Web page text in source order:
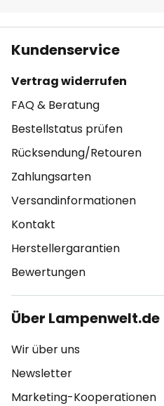
Kundenservice
Vertrag widerrufen
FAQ & Beratung
Bestellstatus prüfen
Rücksendung/Retouren
Zahlungsarten
Versandinformationen
Kontakt
Herstellergarantien
Bewertungen
Über Lampenwelt.de
Wir über uns
Newsletter
Marketing-Kooperationen